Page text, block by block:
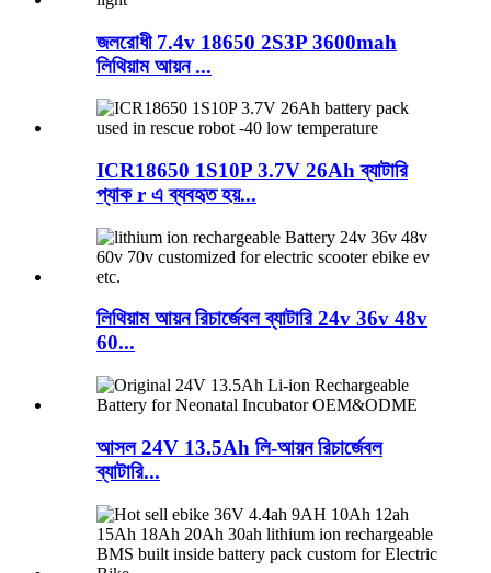
জলরোধী 7.4v 18650 2S3P 3600mah
লিথিয়াম আয়ন ...
ICR18650 1S10P 3.7V 26Ah ব্যাটারি
প্যাক r এ ব্যবহৃত হয়...
লিথিয়াম আয়ন রিচার্জেবল ব্যাটারি 24v 36v 48v
60...
আসল 24V 13.5Ah লি-আয়ন রিচার্জেবল
ব্যাটারি...